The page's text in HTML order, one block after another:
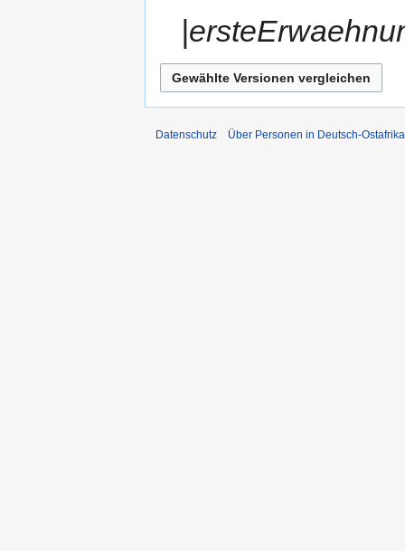
Datenschutz Über Personen in Deutsch-Ostafrika